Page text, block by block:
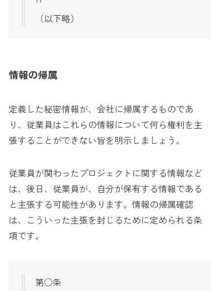
（以下略）
情報の帰属
定義した秘密情報が、会社に帰属するものであ
り、従業員はこれらの情報について何ら権利を主
張することができない旨を明示しましょう。
従業員が関わったプロジェクトに関する情報など
は、後日、従業員が、自分が保有する情報である
と主張する可能性があります。情報の帰属確認
は、こういった主張を封じるために定められる条
項です。
第○条